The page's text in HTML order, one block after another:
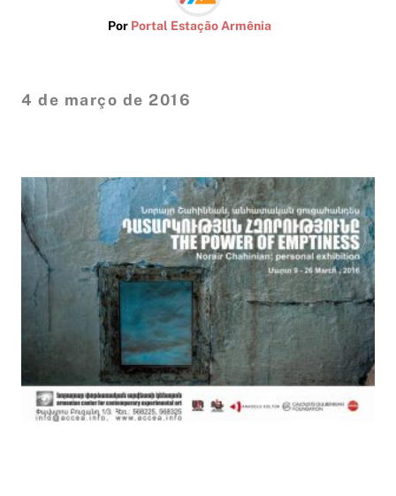
Por Portal Estação Armênia
4 de março de 2016